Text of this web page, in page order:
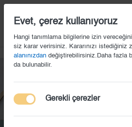
Evet, çerez kullanıyoruz
Hangi tanımlama bilgilerine izin
siz karar verirsiniz. Kararınızı istediğiniz
alanınızdan değiştirebilirsiniz.Daha fazla
da bulunabilir.
Gerekli çerezler